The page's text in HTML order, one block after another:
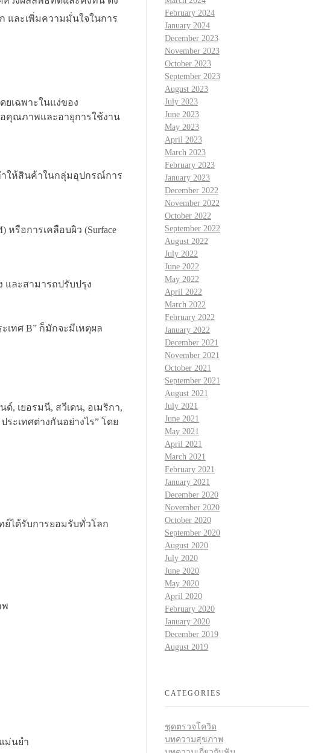
และเพิ่มความมั่นใจในการ
ยเฉพาะในแง่ของ
อคุณภาพและอายุการใช้งาน
ให้สินค้าในกลุ่มอุปกรณ์การ
รือการเคลือบผิว (Surface
และสามารถปรับปรุง
เทศ B” ก็มักจะมีเหตุผล
, เยอรมนี, สวีเดน, อเมริกา,
ะเทศต่างกันอย่างไร” โดย
ย์ได้รับการยอมรับทั่วโลก
พ
ม่นยำ
February 2024
January 2024
December 2023
November 2023
October 2023
September 2023
August 2023
July 2023
June 2023
May 2023
April 2023
March 2023
February 2023
January 2023
December 2022
November 2022
October 2022
September 2022
August 2022
July 2022
June 2022
May 2022
April 2022
March 2022
February 2022
January 2022
December 2021
November 2021
October 2021
September 2021
August 2021
July 2021
June 2021
May 2021
April 2021
March 2021
February 2021
January 2021
December 2020
November 2020
October 2020
September 2020
August 2020
July 2020
June 2020
May 2020
April 2020
February 2020
January 2020
December 2019
August 2019
CATEGORIES
ชุดตรวจโควิด
บทความสุขภาพ